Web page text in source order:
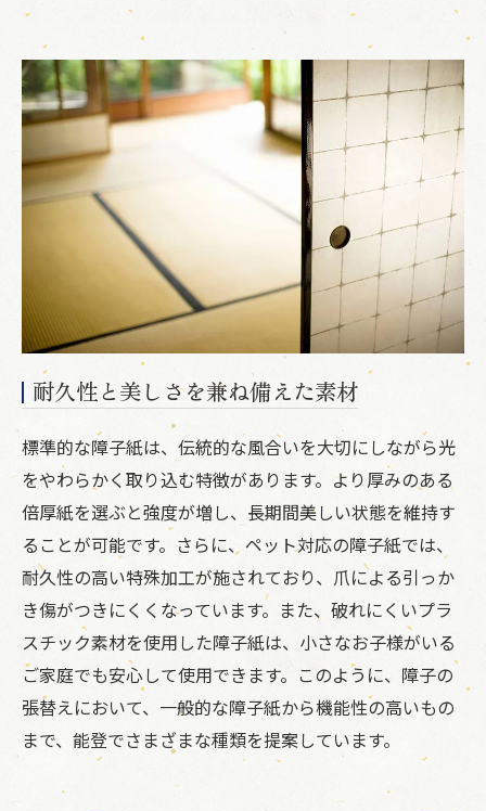
耐久性と美しさを兼ね備えた素材
標準的な障子紙は、伝統的な風合いを大切にしながら光
をやわらかく取り込む特徴があります。より厚みのある
倍厚紙を選ぶと強度が増し、長期間美しい状態を維持す
ることが可能です。さらに、ペット対応の障子紙では、
耐久性の高い特殊加工が施されており、爪による引っか
き傷がつきにくくなっています。また、破れにくいプラ
スチック素材を使用した障子紙は、小さなお子様がいる
ご家庭でも安心して使用できます。このように、障子の
張替えにおいて、一般的な障子紙から機能性の高いもの
まで、能登でさまざまな種類を提案しています。